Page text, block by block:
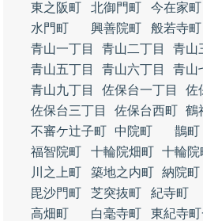
東之阪町
北御門町 今在家町
水門町
興善院町 般若寺町
青山一丁目
青山二丁目 青山
青山五丁目
青山六丁目 青山
青山九丁目
佐保台一丁目
佐
佐保台三丁目
佐保台西町 鶴
不審ケ辻子町
中院町 鵲町
福智院町
十輪院畑町 十輪院
川之上町
築地之内町 納院町
毘沙門町
芝突抜町 紀寺町
高畑町
白毫寺町
東紀寺町